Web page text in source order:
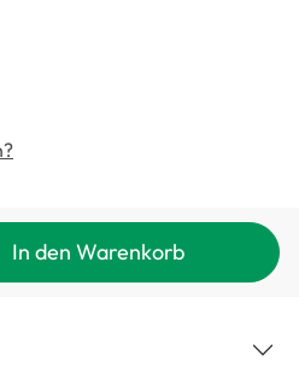
In den Warenkorb